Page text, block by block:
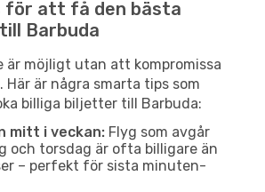
för att få den bästa
Barbuda
är möjligt utan att kompromissa
är några smarta tips som
billiga biljetter till Barbuda:
mitt i veckan: Flyg som avgår
och torsdag är ofta billigare än
– perfekt för sista minuten-